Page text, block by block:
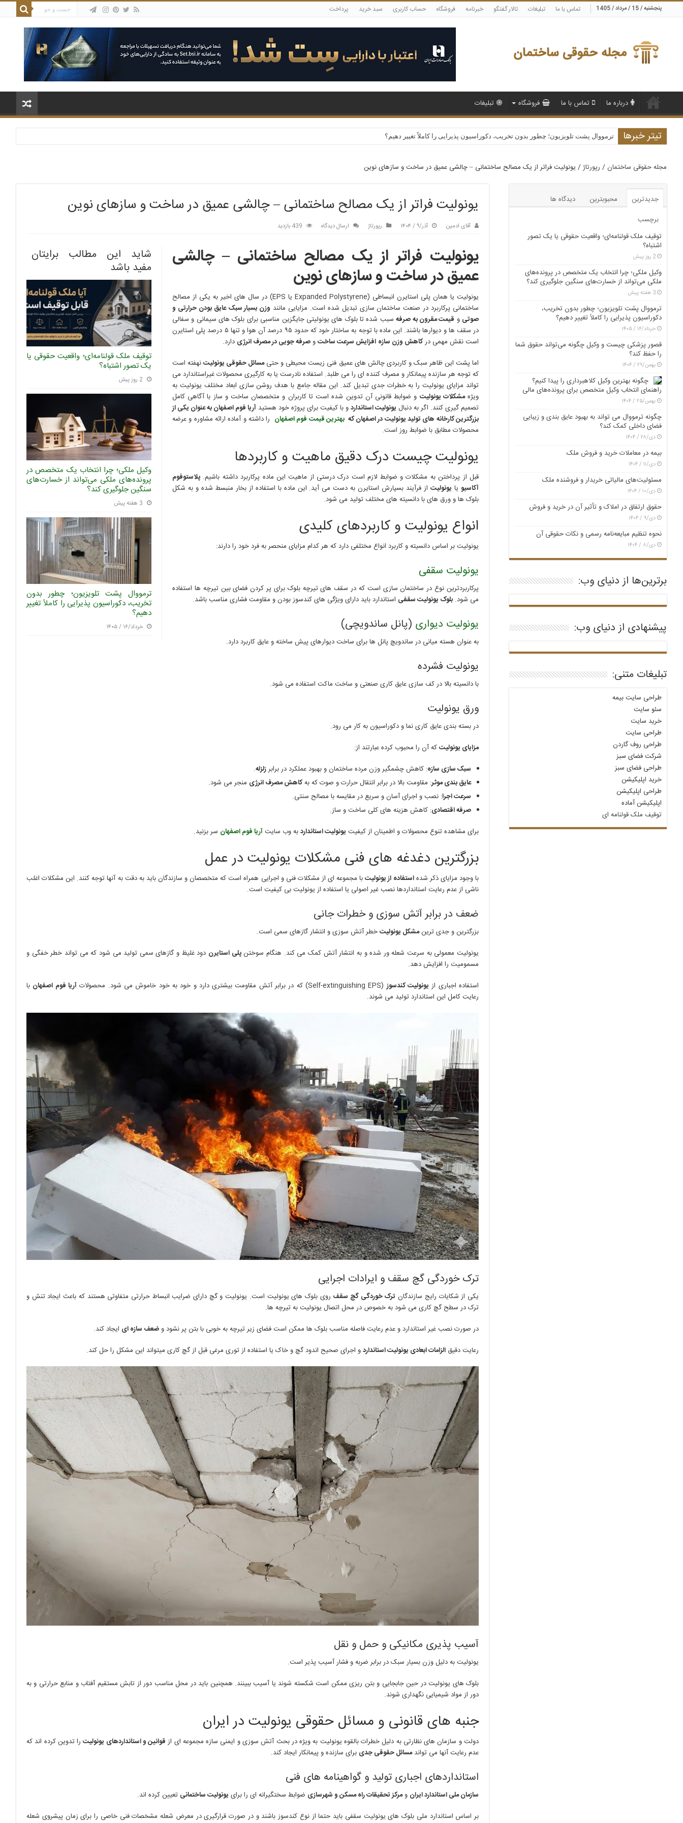
پنجشنبه / 15 / مرداد / 1405 تماس با ما تبلیغات تالار گفتگو خبرنامه فروشگاه حساب کاربری سبد خرید پرداخت
درباره ما تماس با ما فروشگاه تبلیغات
تیتر خبرها ترمووال پشت تلویزیون؛ چطور بدون تخریب، دکوراسیون پذیرایی را کاملاً تغییر دهیم؟
قصور پزشکی چیست و وکیل چگونه می‌تواند حقوق شما را حفظ کند؟
مجله حقوقی ساختمان/ رپورتاژ/ یونولیت فراتر از یک مصالح ساختمانی – چالشی عمیق در ساخت و سازهای نوین
یونولیت فراتر از یک مصالح ساختمانی – چالشی عمیق در ساخت و سازهای نوین
آقای ادمین آذر/۹ / ۱۴۰۴ رپورتاژ ارسال دیدگاه 439 بازدید
شاید این مطالب برایتان
مفید باشد
توقیف ملک قولنامه‌ای؛ واقعیت حقوقی یا
یک تصور اشتباه؟
2 روز پیش
وکیل ملکی؛ چرا انتخاب یک متخصص در
پرونده‌های ملکی می‌تواند از خسارت‌های
سنگین جلوگیری کند؟
3 هفته پیش
ترمووال پشت تلویزیون؛ چطور بدون
تخریب، دکوراسیون پذیرایی را کاملاً تغییر
دهیم؟
خرداد/۱۶ / ۱۴۰۵
یونولیت فراتر از یک مصالح ساختمانی – چالشی
عمیق در ساخت و سازهای نوین
یونولیت یا همان پلی استایرن انبساطی (Expanded Polystyrene یا EPS) در سال های اخیر به یکی از مصالح
ساختمانی پرکاربرد در صنعت ساختمان سازی تبدیل شده است. مزایایی مانند وزن بسیار سبک عایق بودن حرارتی و
صوتی و قیمت مقرون به صرفهسبب شده تا بلوک های یونولیتی جایگزین مناسبی برای بلوک های سیمانی و سفالی
در سقف ها و دیوارها باشند. این ماده با توجه به ساختار خود که حدود ۹۵ درصد آن هوا و تنها ۵ درصد پلی استایرن
است نقش مهمی درکاهش وزن سازه افزایش سرعت ساختوصرفه جویی در مصرف انرژی دارد.
اما پشت این ظاهر سبک و کاربردی چالش های عمیق فنی زیست محیطی و حتیمسائل حقوقی یونولیتنهفته است
که توجه هر سازنده پیمانکار و مصرف کننده ای را می طلبد. استفاده نادرست یا به کارگیری محصولات غیراستاندارد می
تواند مزایای یونولیت را به خطرات جدی تبدیل کند. این مقاله جامع با هدف روشن سازی ابعاد مختلف یونولیت به
ویژهمشکلات یونولیت و ضوابط قانونی آن تدوین شده است تا کاربران و متخصصان ساخت و ساز با آگاهی کامل
تصمیم گیری کنند. اگر به دنبال یونولیت استانداردو با کیفیت برای پروژه خود هستید آریا فوم اصفهان به عنوان یکی از
بزرگترین کارخانه های تولید یونولیت در اصفهان که بهترین قیمت فوم اصفهان را داشته و آماده ارائه مشاوره و عرضه
محصولات مطابق با ضوابط روز است.
یونولیت چیست درک دقیق ماهیت و کاربردها
قبل از پرداختن به مشکلات و ضوابط لازم است درک درستی از ماهیت این ماده پرکاربرد داشته باشیم. پلاستوفوم
آکاسیویا یونولیتاز فرآیند بسپارش استایرن به دست می آید. این ماده با استفاده از بخار منبسط شده و به شکل
بلوک ها و ورق های با دانسیته های مختلف تولید می شود.
انواع یونولیت و کاربردهای کلیدی
یونولیت بر اساس دانسیته و کاربرد انواع مختلفی دارد که هر کدام مزایای منحصر به فرد خود را دارند:
یونولیت سقفی
پرکاربردترین نوع در ساختمان سازی است که در سقف های تیرچه بلوک برای پر کردن فضای بین تیرچه ها استفاده
می شود. بلوک یونولیت سقفی استاندارد باید دارای ویژگی های کندسوز بودن و مقاومت فشاری مناسب باشد.
یونولیت دیواری (پانل ساندویچی)
به عنوان هسته میانی در ساندویچ پانل ها برای ساخت دیوارهای پیش ساخته و عایق کاربرد دارد.
یونولیت فشرده
با دانسیته بالا در کف سازی عایق کاری صنعتی و ساخت ماکت استفاده می شود.
ورق یونولیت
در بسته بندی عایق کاری نما و دکوراسیون به کار می رود.
مزایای یونولیتکه آن را محبوب کرده عبارتند از:
سبک سازی سازه: کاهش چشمگیر وزن مرده ساختمان و بهبود عملکرد در برابرزلزله.
عایق بندی موثر: مقاومت بالا در برابر انتقال حرارت و صوت که بهکاهش مصرف انرژی منجر می شود.
سرعت اجرا: نصب و اجرای آسان و سریع در مقایسه با مصالح سنتی.
صرفه اقتصادی: کاهش هزینه های کلی ساخت و ساز.
برای مشاهده تنوع محصولات و اطمینان از کیفیت یونولیت استانداردبه وب سایتآریا فوم اصفهان سر بزنید.
بزرگترین دغدغه های فنی مشکلات یونولیت در عمل
با وجود مزایای ذکر شدهاستفاده از یونولیتبا مجموعه ای از مشکلات فنی و اجرایی همراه است که متخصصان و سازندگان باید به دقت به آنها توجه کنند. این مشکلات اغلب
ناشی از عدم رعایت استانداردها نصب غیر اصولی یا استفاده از یونولیت بی کیفیت است.
ضعف در برابر آتش سوزی و خطرات جانی
بزرگترین و جدی ترینمشکل یونولیتخطر آتش سوزی و انتشار گازهای سمی است.
یونولیت معمولی به سرعت شعله ور شده و به انتشار آتش کمک می کند. هنگام سوختنپلی استایرن دود غلیظ و گازهای سمی تولید می شود که می تواند خطر خفگی و
مسمومیت را افزایش دهد.
استفاده اجباری از یونولیت کندسوز(Self-extinguishing EPS) که در برابر آتش مقاومت بیشتری دارد و خود به خود خاموش می شود. محصولات آریا فوم اصفهان با
رعایت کامل این استاندارد تولید می شوند.
ترک خوردگی گچ سقف و ایرادات اجرایی
یکی از شکایات رایج سازندگان ترک خوردگی گچ سقف روی بلوک های یونولیت است. یونولیت و گچ دارای ضرایب انبساط حرارتی متفاوتی هستند که باعث ایجاد تنش و
ترک در سطح گچ کاری می شود به خصوص در محل اتصال یونولیت به تیرچه ها.
در صورت نصب غیر استاندارد و عدم رعایت فاصله مناسب بلوک ها ممکن است فضای زیر تیرچه به خوبی با بتن پر نشود وضعف سازه ای ایجاد کند.
رعایت دقیق الزامات ابعادی یونولیت استانداردو اجرای صحیح اندود گچ و خاک یا استفاده از توری مرغی قبل از گچ کاری میتواند این مشکل را حل کند.
آسیب پذیری مکانیکی و حمل و نقل
یونولیت به دلیل وزن بسیار سبک در برابر ضربه و فشار آسیب پذیر است.
بلوک های یونولیت در حین جابجایی و بتن ریزی ممکن است شکسته شوند یا آسیب ببینند. همچنین باید در محل مناسب دور از تابش مستقیم آفتاب و منابع حرارتی و به
دور از مواد شیمیایی نگهداری شوند.
جنبه های قانونی و مسائل حقوقی یونولیت در ایران
دولت و سازمان های نظارتی به دلیل خطرات بالقوه یونولیت به ویژه در بحث آتش سوزی و ایمنی سازه مجموعه ای از قوانین و استانداردهای یونولیترا تدوین کرده اند که
عدم رعایت آنها می تواندمسائل حقوقی جدی برای سازنده و پیمانکار ایجاد کند.
استانداردهای اجباری تولید و گواهینامه های فنی
سازمان ملی استاندارد ایران ومرکز تحقیقات راه مسکن و شهرسازی ضوابط سختگیرانه ای را برای یونولیت ساختمانی تعیین کرده اند.
بر اساس استاندارد ملی بلوک های یونولیت سقفی باید حتما از نوع کندسوز باشند و در صورت قرارگیری در معرض شعله مشخصات فنی خاصی را برای زمان پیشروی شعله
جدیدترین محبوبترین
دیدگاه ها
برچسب
توقیف ملک قولنامه‌ای؛ واقعیت حقوقی یا یک تصور
اشتباه؟
2 روز پیش
وکیل ملکی؛ چرا انتخاب یک متخصص در پرونده‌های
ملکی می‌تواند از خسارت‌های سنگین جلوگیری کند؟
3 هفته پیش
ترمووال پشت تلویزیون؛ چطور بدون تخریب،
دکوراسیون پذیرایی را کاملاً تغییر دهیم؟
خرداد/۱۶ / ۱۴۰۵
قصور پزشکی چیست و وکیل چگونه می‌تواند حقوق شما
را حفظ کند؟
بهمن/۲۹ / ۱۴۰۴
چگونه بهترین وکیل کلاهبرداری را پیدا کنیم؟
راهنمای انتخاب وکیل متخصص برای پرونده‌های مالی
بهمن/۲۵ / ۱۴۰۴
چگونه ترمووال می تواند به بهبود عایق بندی و زیبایی
فضای داخلی کمک کند؟
دی/۲۸ / ۱۴۰۴
بیمه در معاملات خرید و فروش ملک
دی/۱۱ / ۱۴۰۴
مسئولیت‌های مالیاتی خریدار و فروشنده ملک
دی/۱۰ / ۱۴۰۴
حقوق ارتفاق در املاک و تأثیر آن در خرید و فروش
دی/۹ / ۱۴۰۴
نحوه تنظیم مبایعه‌نامه رسمی و نکات حقوقی آن
دی/۸ / ۱۴۰۴
برترین‌ها از دنیای وب:
پیشنهادی از دنیای وب:
تبلیغات متنی:
طراحی سایت بیمه
سئو سایت
خرید سایت
طراحی سایت
طراحی روف گاردن
شرکت فضای سبز
طراحی فضای سبز
خرید اپلیکیشن
طراحی اپلیکیشن
اپلیکیشن آماده
توقیف ملک قولنامه‌ ای